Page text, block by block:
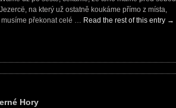
na který už ostatně koukáme přímo z místa,
musíme překonat celé … Read the rest of this entry →
Hory